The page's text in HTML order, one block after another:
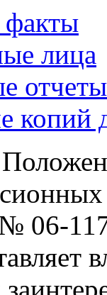
лица
копий
06-